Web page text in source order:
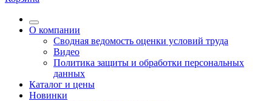
О компании
Сводная ведомость оценки условий труда
Видео
Политика защиты и обработки персональных
данных
Каталог и цены
Новинки